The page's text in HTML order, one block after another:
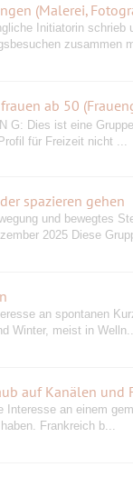
(Malerei,
Initiatorin schrieb
zusammen
ab 50
G: Dies ist eine
für Freizeit nicht ...
spazieren gehen
und bewegtes
2025 Diese
an spontanen
Winter, meist in
auf Kanälen und
Interesse an einem
Frankreich b...